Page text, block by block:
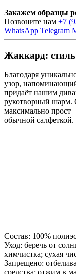
Закажем образцы
Позвоните нам +7
WhatsApp Telegram
Жаккард: стиль
Благодаря
узор,
придаёт нашим
рукотворный шарм.
максимально прост
обычной салфеткой.
Состав: 100%
Уход: беречь от
химчистка; сухая
Запрещено: